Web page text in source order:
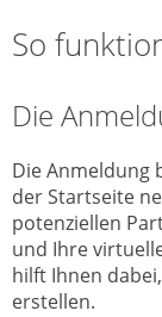
So
Die
Die Anmeldung
der Startseite
potenziellen
und Ihre
hilft Ihnen
erstellen.